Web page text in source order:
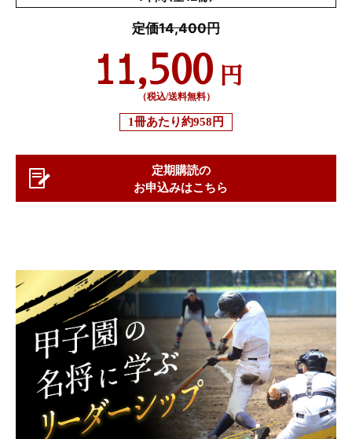
定価14,400円
11,500 円
（税込/送料無料）
1冊あたり約958円
定期購読の
お申込みはこちら